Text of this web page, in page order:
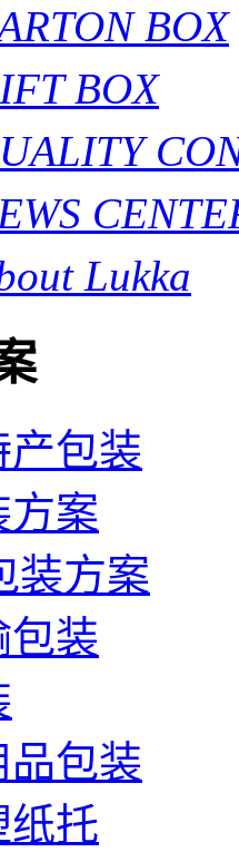
BOX
BOX
Lukka
产包装
方案
装方案
包装
包装
纸托